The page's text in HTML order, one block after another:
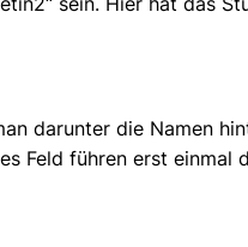
darunter die Namen
Feld führen erst einmal